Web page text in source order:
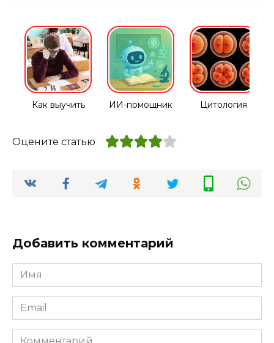
Как выучить ИИ-помощник Цитология
Оцените статью
Добавить комментарий
Имя
*
Email
*
Комментарий